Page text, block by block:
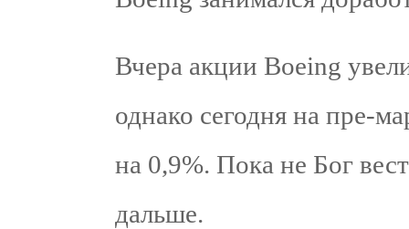
Вчера акции Boeing
однако сегодня на пре-
на 0,9%. Пока не Бог
дальше.